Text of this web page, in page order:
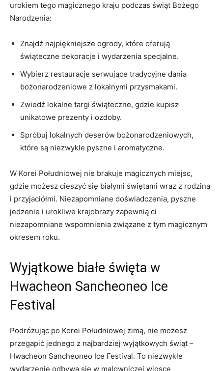
‍urokiem tego magicznego ⁣kraju podczas świąt Bożego​
Narodzenia:
Znajdź⁢ najpiękniejsze ogrody, które oferują‍
świąteczne dekoracje‍ i ‌wydarzenia‍ specjalne.
Wybierz​ restauracje ⁤serwujące tradycyjne dania
bożonarodzeniowe z lokalnymi ​przysmakami.
Zwiedź lokalne targi świąteczne, gdzie⁤ kupisz
unikatowe prezenty​ i ozdoby.
Spróbuj lokalnych deserów bożonarodzeniowych,
które są niezwykle pyszne i⁣ aromatyczne.
W ​Korei Południowej nie brakuje magicznych‍ miejsc,⁢
gdzie możesz cieszyć się białymi świętami wraz z rodziną
i przyjaciółmi. Niezapomniane doświadczenia, pyszne
jedzenie i ⁤urokliwe krajobrazy zapewnią ci
⁤niezapomniane wspomnienia związane z tym magicznym
okresem‍ roku.
Wyjątkowe białe ⁣święta w
Hwacheon Sancheoneo Ice
Festival
Podróżując po Korei Południowej zimą, nie możesz
przegapić jednego⁤ z najbardziej ⁢wyjątkowych świąt –
‌Hwacheon Sancheoneo Ice​ Festival. To niezwykłe
wydarzenie odbywa się w malowniczej wiosce